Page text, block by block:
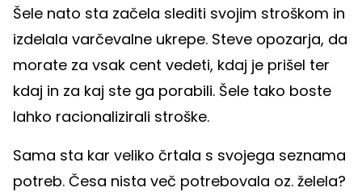
Šele nato sta začela slediti svojim stroškom in
izdelala varčevalne ukrepe. Steve opozarja, da
morate za vsak cent vedeti, kdaj je prišel ter
kdaj in za kaj ste ga porabili. Šele tako boste
lahko racionalizirali stroške.
Sama sta kar veliko črtala s svojega seznama
potreb. Česa nista več potrebovala oz. želela?